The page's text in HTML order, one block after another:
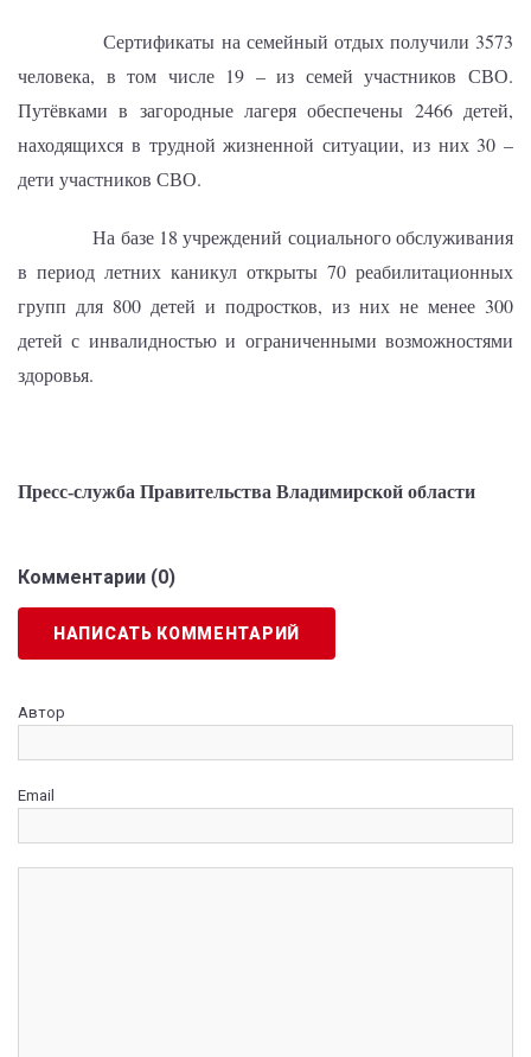
Сертификаты на семейный отдых получили 3573
человека, в том числе 19 – из семей участников СВО.
Путёвками в загородные лагеря обеспечены 2466 детей,
находящихся в трудной жизненной ситуации, из них 30 –
дети участников СВО.
На базе 18 учреждений социального обслуживания
в период летних каникул открыты 70 реабилитационных
групп для 800 детей и подростков, из них не менее 300
детей с инвалидностью и ограниченными возможностями
здоровья.
Пресс-служба Правительства Владимирской области
Комментарии (0)
НАПИСАТЬ КОММЕНТАРИЙ
Автор
Email